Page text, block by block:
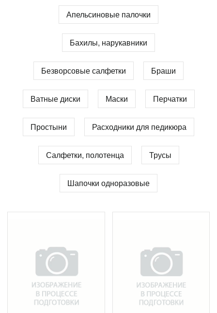
Апельсиновые палочки
Бахилы, нарукавники
Безворсовые салфетки Браши
Ватные диски Маски Перчатки
Простыни Расходники для педикюра
Салфетки, полотенца Трусы
Шапочки одноразовые